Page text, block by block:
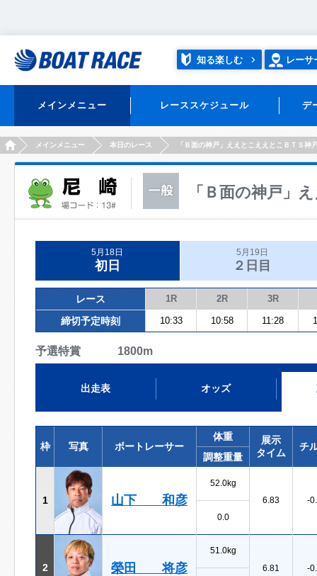
知る楽しむ レーサ
メインメニュー レーススケジュール デ
HOMEメインメニュー 本日のレース 「Ｂ面の神戸」ええとこええとこＢＴＳ神
「Ｂ面の神戸」
5月18日
初日
5月19日
２日目
レース 1R 2R 3R
締切予定時刻 10:33 10:58 11:28
予選特賞 1800m
出走表 オッズ
枠 写真 ボートレーサー
体重
展示
タイム
チ
調整重量
1 山下 和彦
52.0kg
6.83
-
0.0
2 榮田 将彦
51.0kg
6.81
-